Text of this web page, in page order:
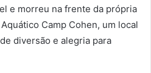
e morreu na frente da própria
Camp Cohen, um local
diversão e alegria para